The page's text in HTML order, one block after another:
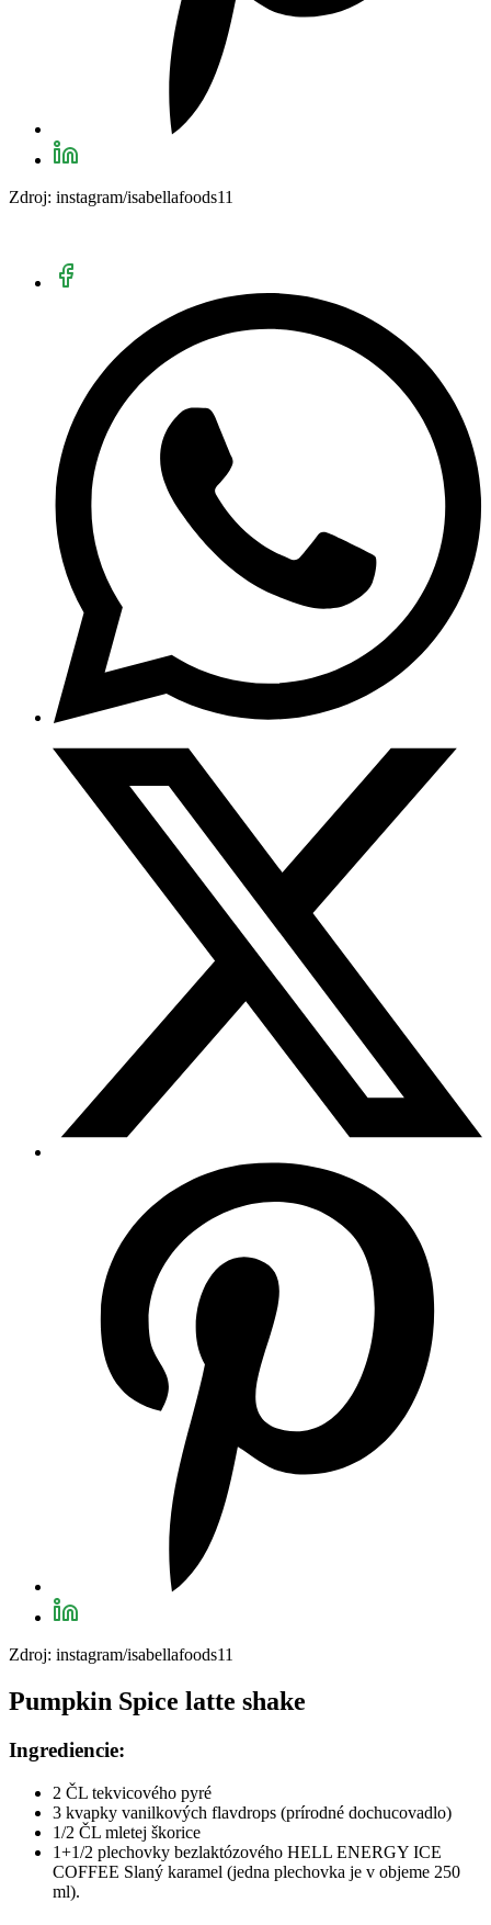
Zdroj: instagram/isabellafoods11
Zdroj: instagram/isabellafoods11
Pumpkin Spice latte shake
Ingrediencie:
2 ČL tekvicového pyré
3 kvapky vanilkových flavdrops (prírodné dochucovadlo)
1/2 ČL mletej škorice
1+1/2 plechovky bezlaktózového HELL ENERGY ICE
COFFEE Slaný karamel (jedna plechovka je v objeme 250
ml).